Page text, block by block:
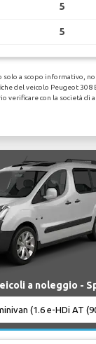
5
5
solo a scopo informativo,
del veicolo Peugeot 308
verificare con la società di
a noleggio -